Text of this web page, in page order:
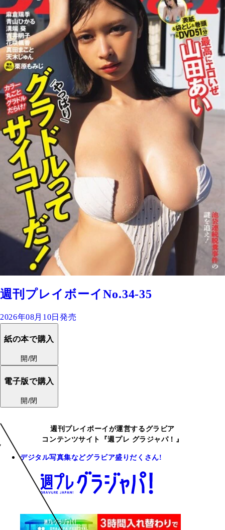
週刊プレイボーイNo.34-35
2026年08月10日発売
紙の本で購入
開/閉
電子版で購入
開/閉
週刊プレイボーイが運営するグラビア
コンテンツサイト『週プレ グラジャパ！』
デジタル写真集などグラビア盛りだくさん!